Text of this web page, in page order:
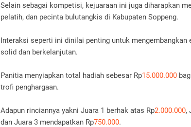
Selain sebagai kompetisi, kejuaraan ini juga diharapkan
pelatih, dan pecinta bulutangkis di Kabupaten Soppeng.
Interaksi seperti ini dinilai penting untuk
solid dan berkelanjutan.
Panitia menyiapkan total hadiah sebesar Rp15.000.000
trofi penghargaan.
Adapun rinciannya yakni Juara 1 berhak atas Rp2.000.000,
dan Juara 3 mendapatkan Rp750.000.